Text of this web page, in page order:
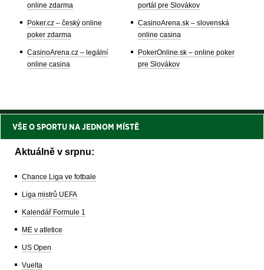
online zdarma
Poker.cz – český online
poker zdarma
CasinoArena.cz – legální
online casina
portál pre Slovákov
CasinoArena.sk – slovenská
online casina
PokerOnline.sk – online poker
pre Slovákov
VŠE O SPORTU NA JEDNOM MÍSTĚ
Aktuálně v srpnu:
Chance Liga ve fotbale
Liga mistrů UEFA
Kalendář Formule 1
ME v atletice
US Open
Vuelta